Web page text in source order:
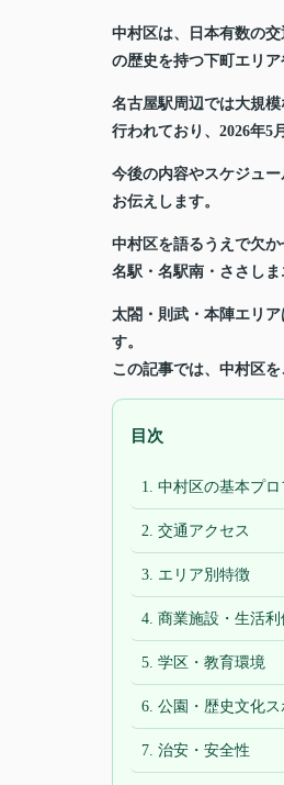
中村区は、日本有数の
の歴史を持つ下町エリ
名古屋駅周辺では大規
行われており、2026年5
今後の内容やスケジュ
お伝えします。
中村区を語るうえで欠
名駅・名駅南・ささし
太閤・則武・本陣エリ
す。
この記事では、中村区
目次
1. 中村区の基本プ
2. 交通アクセス
3. エリア別特徴
4. 商業施設・生活利
5. 学区・教育環境
6. 公園・歴史文化ス
7. 治安・安全性